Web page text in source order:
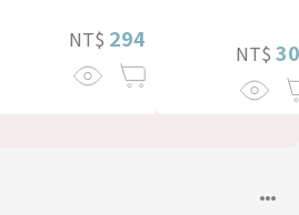
NT$ 294
NT$